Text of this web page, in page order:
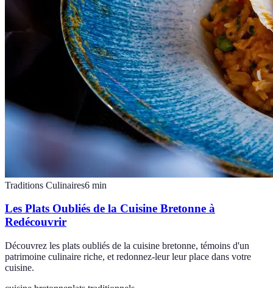
Traditions Culinaires6 min
Les Plats Oubliés de la Cuisine Bretonne à
Redécouvrir
Découvrez les plats oubliés de la cuisine bretonne, témoins d'un
patrimoine culinaire riche, et redonnez-leur leur place dans votre
cuisine.